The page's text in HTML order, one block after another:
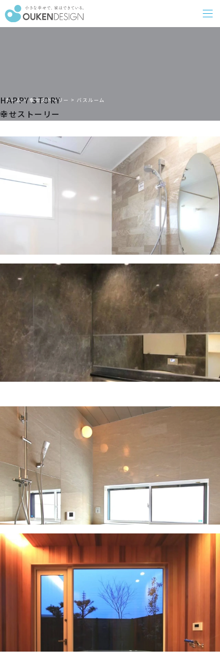
ホーム>幸せストーリー > バスルーム
HAPPY STORY
幸せストーリー